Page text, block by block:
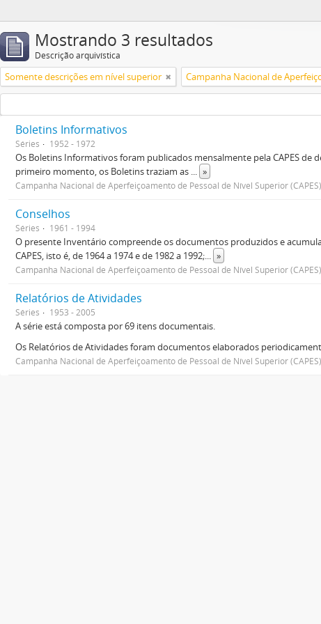
Mostrando 3 resultados
Descrição arquivística
Somente descrições em nível superior
Boletins Informativos
Séries 1952 - 1972
Os Boletins Informativos foram publicados mensalmente pela CAPES de
primeiro momento, os Boletins traziam as ... »
Campanha Nacional de Aperfeiçoamento de Pessoal de Nível Superior (CAPES)
Conselhos
Séries 1961 - 1994
O presente Inventário compreende os documentos produzidos e
CAPES, isto é, de 1964 a 1974 e de 1982 a 1992;... »
Campanha Nacional de Aperfeiçoamento de Pessoal de Nível Superior (CAPES)
Relatórios de Atividades
Séries 1953 - 2005
A série está composta por 69 itens documentais.
Os Relatórios de Atividades foram documentos elaborados
Campanha Nacional de Aperfeiçoamento de Pessoal de Nível Superior (CAPES)